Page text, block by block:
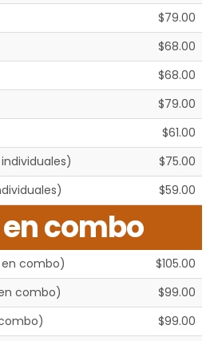
$79.00
$68.00
$68.00
$79.00
$61.00
$75.00
$59.00
combo
en combo)
$105.00
combo)
$99.00
$99.00